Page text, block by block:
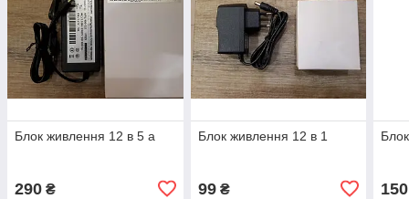
Блок живлення 12 в 5 а
290 ₴
Блок живлення 12 в 1
99₴ 150